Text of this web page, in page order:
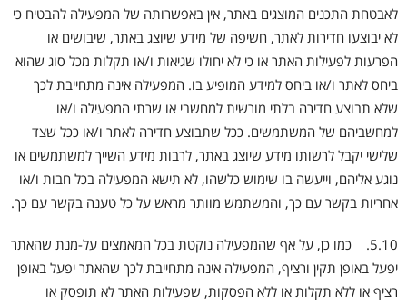
לאבטחת התכנים המוצגים באתר, אין באפשרותה של המפעילה להבטיח כי
לא יבוצעו חדירות לאתר, חשיפה של מידע שיוצג באתר, שיבושים או
הפרעות לפעילות האתר או כי לא יחולו שגיאות ו/או תקלות מכל סוג שהוא
ביחס לאתר ו/או ביחס למידע המופיע בו. המפעילה אינה מתחייבת לכך
שלא תבוצע חדירה בלתי מורשית למחשבי או שרתי המפעילה ו/או
למחשביהם של המשתמשים. ככל שתבוצע חדירה לאתר ו/או ככל שצד
שלישי יקבל לרשותו מידע שיוצג באתר, לרבות מידע השייך למשתמשים או
נוגע אליהם, וייעשה בו שימוש כלשהו, לא תישא המפעילה בכל חבות ו/או
אחריות בקשר עם כך, והמשתמש מוותר מראש על כל טענה בקשר עם כך.
5.10. כמו כן, על אף שהמפעילה נוקטת בכל המאמצים על-מנת שהאתר
יפעל באופן תקין ורציף, המפעילה אינה מתחייבת לכך שהאתר יפעל באופן
רציף או ללא תקלות או ללא הפסקות, שפעילות האתר לא תופסק או